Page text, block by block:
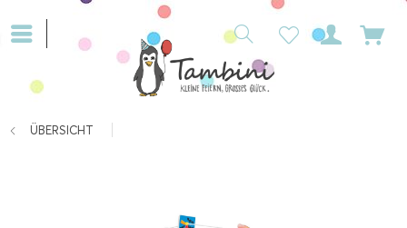
ÜBERSICHT